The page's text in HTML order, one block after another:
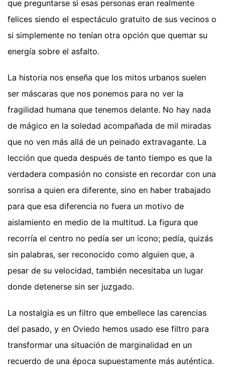
que preguntarse si esas personas eran realmente
felices siendo el espectáculo gratuito de sus vecinos o
si simplemente no tenían otra opción que quemar su
energía sobre el asfalto.
La historia nos enseña que los mitos urbanos suelen
ser máscaras que nos ponemos para no ver la
fragilidad humana que tenemos delante. No hay nada
de mágico en la soledad acompañada de mil miradas
que no ven más allá de un peinado extravagante. La
lección que queda después de tanto tiempo es que la
verdadera compasión no consiste en recordar con una
sonrisa a quien era diferente, sino en haber trabajado
para que esa diferencia no fuera un motivo de
aislamiento en medio de la multitud. La figura que
recorría el centro no pedía ser un icono; pedía, quizás
sin palabras, ser reconocido como alguien que, a
pesar de su velocidad, también necesitaba un lugar
donde detenerse sin ser juzgado.
La nostalgia es un filtro que embellece las carencias
del pasado, y en Oviedo hemos usado ese filtro para
transformar una situación de marginalidad en un
recuerdo de una época supuestamente más auténtica.